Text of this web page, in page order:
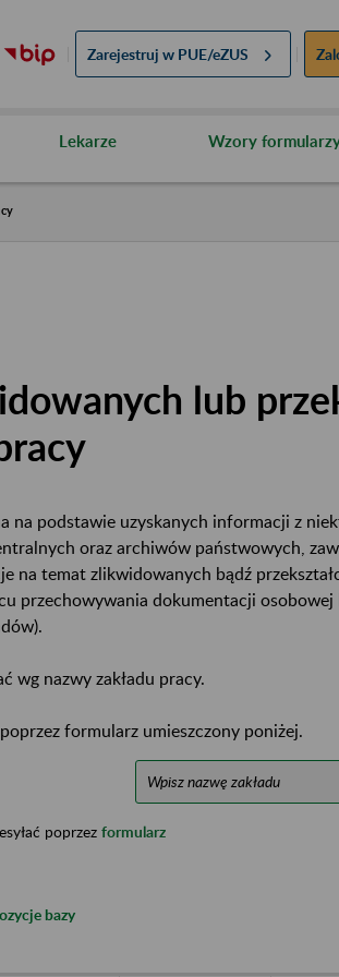
Zarejestruj w PUE/eZUS
Lekarze Wzory
lub
na podstawie uzyskanych informacji z
oraz archiwów państwowych,
na temat zlikwidowanych bądź
przechowywania dokumentacji osobowej
wg nazwy zakładu pracy.
formularz umieszczony poniżej.
poprzez formularz
bazy